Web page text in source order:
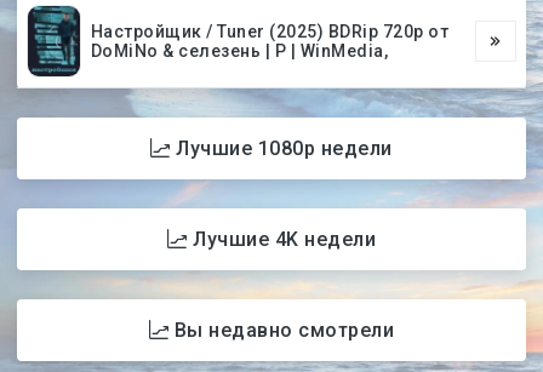
Настройщик / Tuner (2025) BDRip 720p от
DoMiNo & селезень | P | WinMedia,
Лучшие 1080p недели
Лучшие 4K недели
Вы недавно смотрели